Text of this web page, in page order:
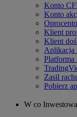
Konto
Konto
Klient
Klient
Aplikacja
Zasil
Pobierz
W co